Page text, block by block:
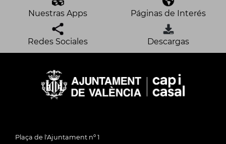
Nuestras Apps Páginas de Interés
Redes Sociales Descargas
Plaça de l'Ajuntament nº 1